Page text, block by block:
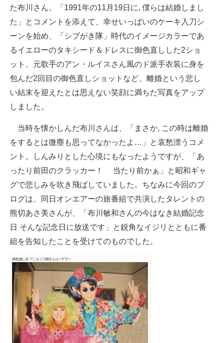
エレクトロニクス専門サイト
電子設計の基本と応用
エネルギーの専門メディア
建設×テクノロジーの最前線
ちょっと気になるネットの話題
た布川さん。「1991年の11月19日に, 僕らは結婚しまし
た」とコメントを添えて、幸せいっぱいのケーキ入刀シ
ーンを始め、「シブがき隊」時代のイメージカラーであ
るイエローのタキシード＆ドレスに御色直しした2ショ
ット、元歌手のアン・ルイスさん風のド派手衣装に身を
包んだ2回目の御色直しショットなど、離婚という悲し
い結末を迎えたとは思えない笑顔に満ちた写真をアップ
しました。
当時を懐かしんだ布川さんは、「まさか, この時は離婚
をするとは微塵も思ってなかったよ…」と哀愁漂うコメ
ント。しんみりとした心境にもなったようですが、「あ
ったり前田のクラッカー！ 当たり前かぁ」と昭和ギャ
グで悲しみを吹き飛ばしていました。ちなみに今回のブ
ログは、同日オンエアーの旅番組で共演したタレントの
熊切あさ美さんが、「布川敏和さんの今はなき結婚記念
日 そんな記念日に放送です」と鋭角なイジリとともに番
組を告知したことを受けてのものでした。